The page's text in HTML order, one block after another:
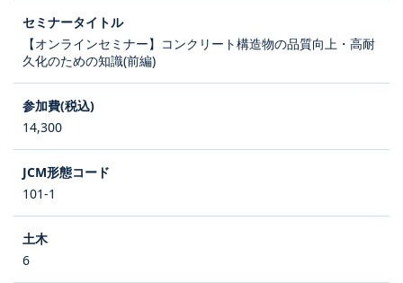
【オンラインセミナー】コンクリート構造物の品質向上・高耐
久化のための知識(前編)
14,300
101-1
6